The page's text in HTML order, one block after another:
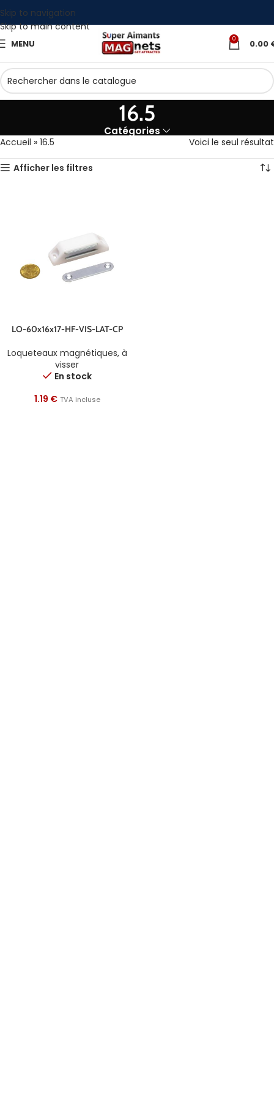
Skip to navigation
Skip to main content
MENU 0 0.00
16.5
Catégories
Accueil » 16.5 Voici le seul résultat
Afficher les filtres
LO-60x16x17-HF-VIS-LAT-CP
Loqueteaux magnétiques, à
visser
En stock
1.19 € TVA incluse